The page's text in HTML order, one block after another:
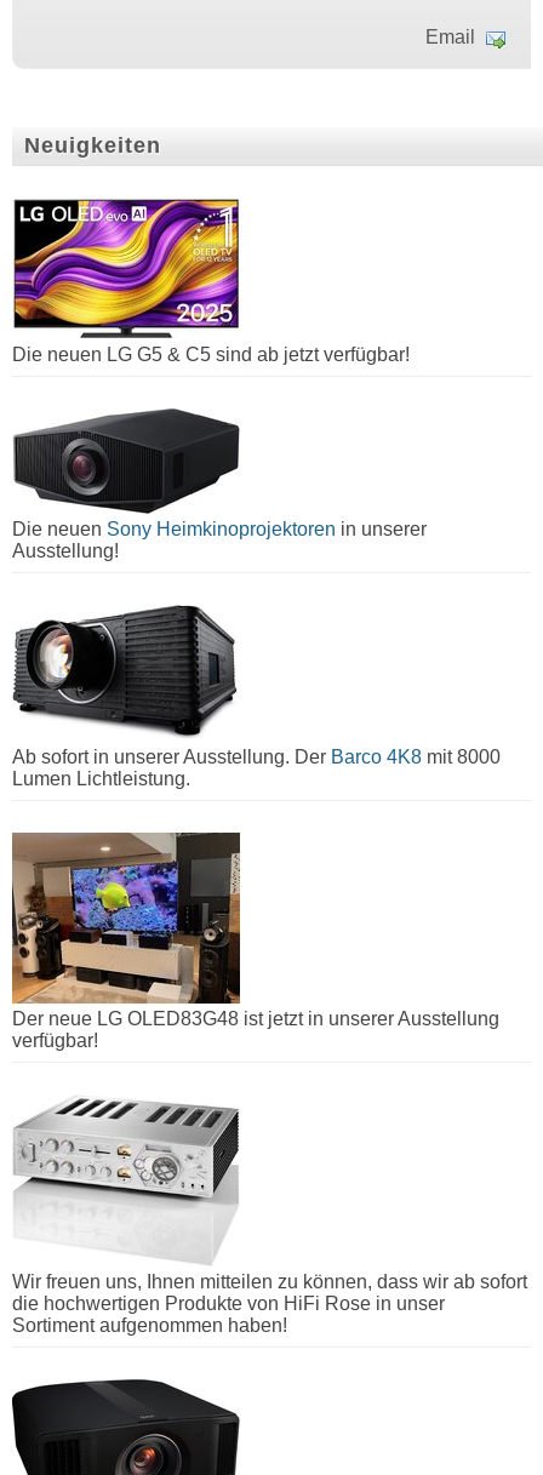
Email
Neuigkeiten
Die neuen LG G5 & C5 sind ab jetzt verfügbar!
Die neuen Sony Heimkinoprojektoren in unserer
Ausstellung!
Ab sofort in unserer Ausstellung. Der Barco 4K8 mit 8000
Lumen Lichtleistung.
Der neue LG OLED83G48 ist jetzt in unserer Ausstellung
verfügbar!
Wir freuen uns, Ihnen mitteilen zu können, dass wir ab sofort
die hochwertigen Produkte von HiFi Rose in unser
Sortiment aufgenommen haben!